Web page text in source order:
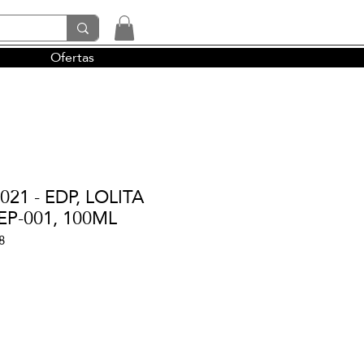
y la perfumería árabe
Ofertas
- EDP, LOLITA
001, 100ML